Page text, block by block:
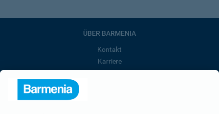
ÜBER BARMENIA
Kontakt
Karriere